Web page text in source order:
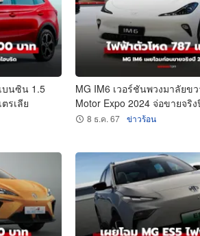
บนซิน 1.5
รเลีย
MG IM6 เวอร์ชันพวงมาลัยข
Motor Expo 2024 จ่อขายจริ
8 ธ.ค. 67 ข่าวร้อน